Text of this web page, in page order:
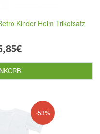
Kinder Heim Trikotsatz
-53%